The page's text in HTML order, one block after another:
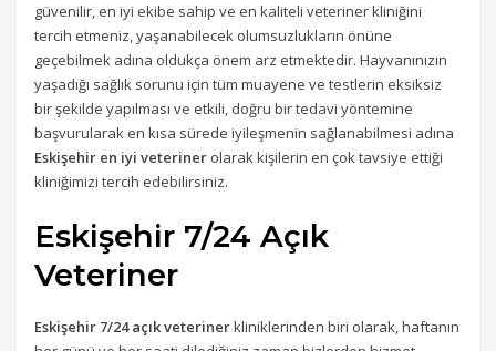
güvenilir, en iyi ekibe sahip ve en kaliteli veteriner kliniğini
tercih etmeniz, yaşanabilecek olumsuzlukların önüne
geçebilmek adına oldukça önem arz etmektedir. Hayvanınızın
yaşadığı sağlık sorunu için tüm muayene ve testlerin eksiksiz
bir şekilde yapılması ve etkili, doğru bir tedavi yöntemine
başvurularak en kısa sürede iyileşmenin sağlanabilmesi adına
Eskişehir en iyi veteriner olarak kişilerin en çok tavsiye ettiği
kliniğimizi tercih edebilirsiniz.
Eskişehir 7/24 Açık
Veteriner
Eskişehir 7/24 açık veterinerkliniklerinden biri olarak, haftanın